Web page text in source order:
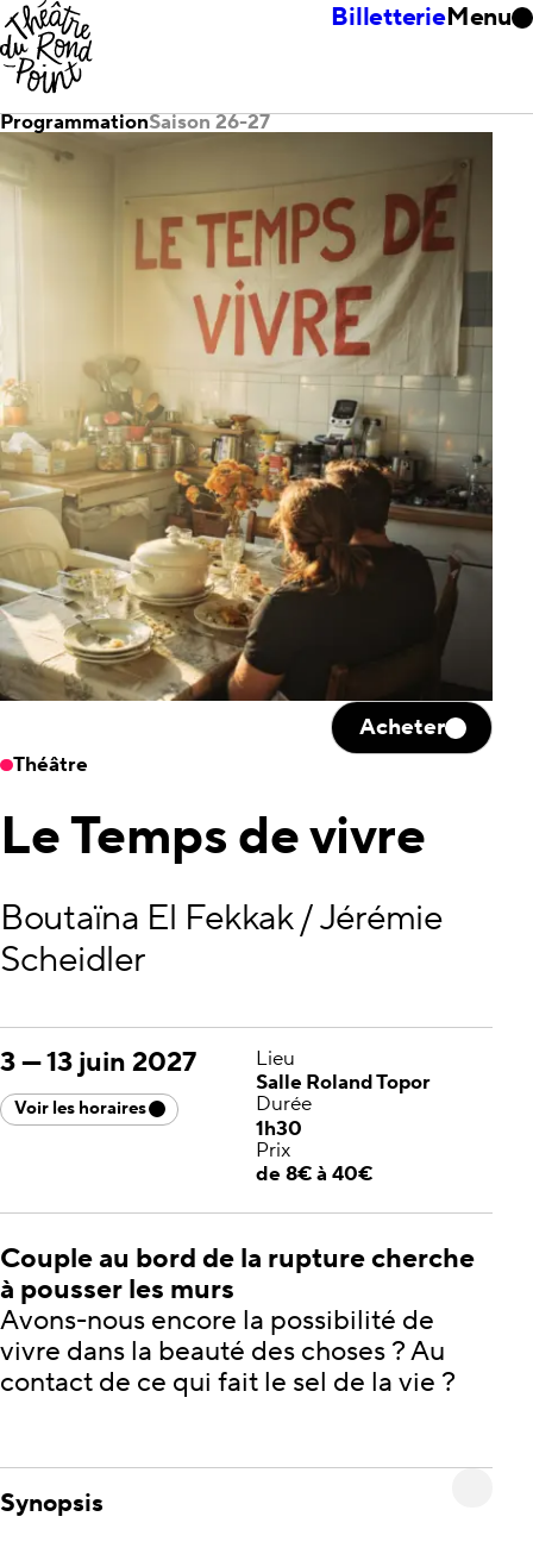
BilletterieMenu
ProgrammationSaison 26-27
Théâtre
Acheter
Le Temps de vivre
Boutaïna El Fekkak / Jérémie
Scheidler
3—13 juin 2027
Voir les horaires
Lieu
Salle Roland Topor
Durée
1h30
Prix
de 8€ à 40€
Couple au bord de la rupture cherche
à pousser les murs
Avons-nous encore la possibilité de
vivre dans la beauté des choses ? Au
contact de ce qui fait le sel de la vie ?
Synopsis